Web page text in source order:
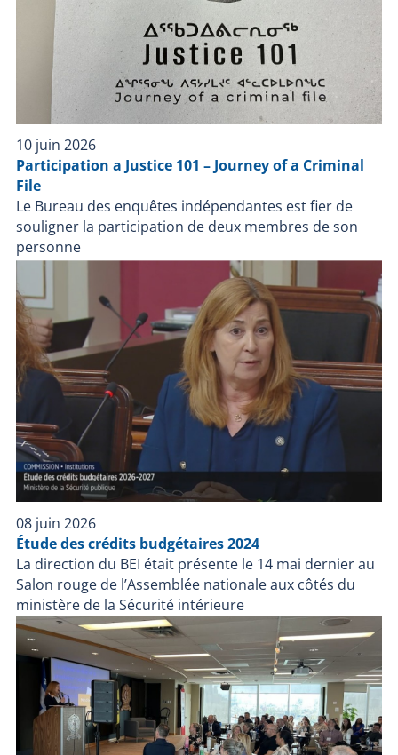
10 juin 2026
Participation a Justice 101 – Journey of a Criminal
File
Le Bureau des enquêtes indépendantes est fier de
souligner la participation de deux membres de son
personne
08 juin 2026
Étude des crédits budgétaires 2024
La direction du BEI était présente le 14 mai dernier au
Salon rouge de l’Assemblée nationale aux côtés du
ministère de la Sécurité intérieure